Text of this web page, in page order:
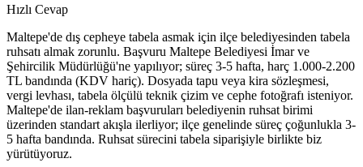
Hızlı Cevap
Maltepe'de dış cepheye tabela asmak için ilçe belediyesinden tabela
ruhsatı almak zorunlu. Başvuru Maltepe Belediyesi İmar ve
Şehircilik Müdürlüğü'ne yapılıyor; süreç 3-5 hafta, harç 1.000-2.200
TL bandında (KDV hariç). Dosyada tapu veya kira sözleşmesi,
vergi levhası, tabela ölçülü teknik çizim ve cephe fotoğrafı isteniyor.
Maltepe'de ilan-reklam başvuruları belediyenin ruhsat birimi
üzerinden standart akışla ilerliyor; ilçe genelinde süreç çoğunlukla 3-
5 hafta bandında. Ruhsat sürecini tabela siparişiyle birlikte biz
yürütüyoruz.